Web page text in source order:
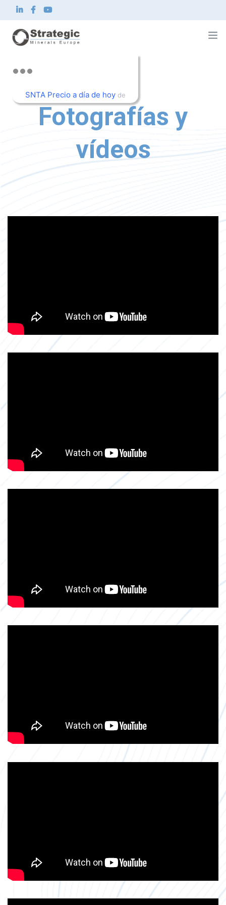
Strategic Minerals Europe Corp.
Qué hacemos
Innovación
Sostenibilidad
Noticias e inversionistas
SNTA Precio a día de hoyde
TradingView
Repositorio
Fotografías y
vídeos